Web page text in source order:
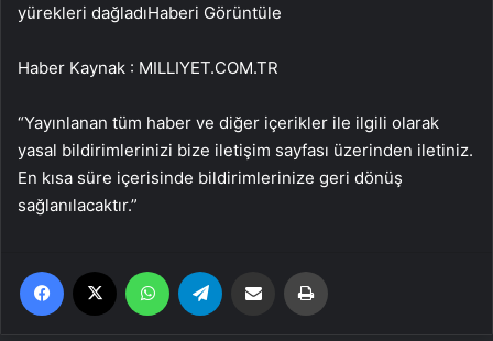
yürekleri dağladıHaberi Görüntüle
Haber Kaynak : MILLIYET.COM.TR
“Yayınlanan tüm haber ve diğer içerikler ile ilgili olarak
yasal bildirimlerinizi bize iletişim sayfası üzerinden iletiniz.
En kısa süre içerisinde bildirimlerinize geri dönüş
sağlanılacaktır.”
Facebook WhatsApp Email'den paylaş